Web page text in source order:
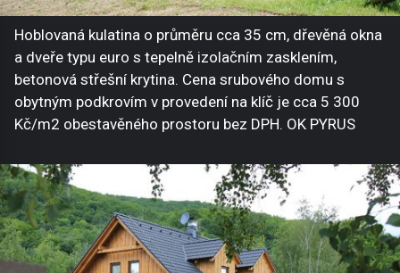
Hoblovaná kulatina o průměru cca 35 cm, dřevěná okna
a dveře typu euro s tepelně izolačním zasklením,
betonová střešní krytina. Cena srubového domu s
obytným podkrovím v provedení na klíč je cca 5 300
Kč/m2 obestavěného prostoru bez DPH. OK PYRUS